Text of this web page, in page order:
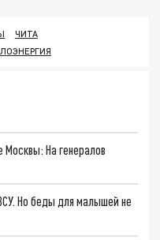
ЧИТА
На генералов
Но беды для малышей не